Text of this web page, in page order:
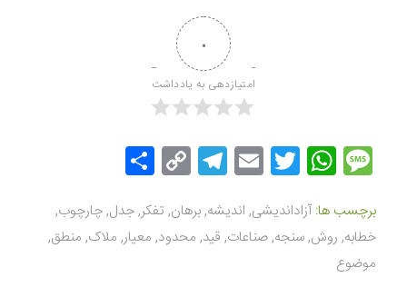
۰
امتیازدهی به یادداشت
Message
WhatsApp
Twitter
Email
Telegram
Copy
Link
اشتراک
گذاری برچسب ها: آزاداندیشی, اندیشه,برهان, تفکر,جدل,چارچوب,
خطابه, روش,سنجه,صناعات, قید, محدود, معیار, ملاک, منطق,
موضوع